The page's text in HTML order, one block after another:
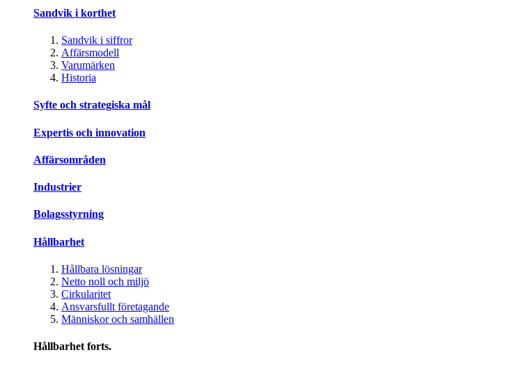
Sandvik i korthet
Sandvik i siffror
Affärsmodell
Varumärken
Historia
Syfte och strategiska mål
Expertis och innovation
Affärsområden
Industrier
Bolagsstyrning
Hållbarhet
Hållbara lösningar
Netto noll och miljö
Cirkularitet
Ansvarsfullt företagande
Människor och samhällen
Hållbarhet forts.